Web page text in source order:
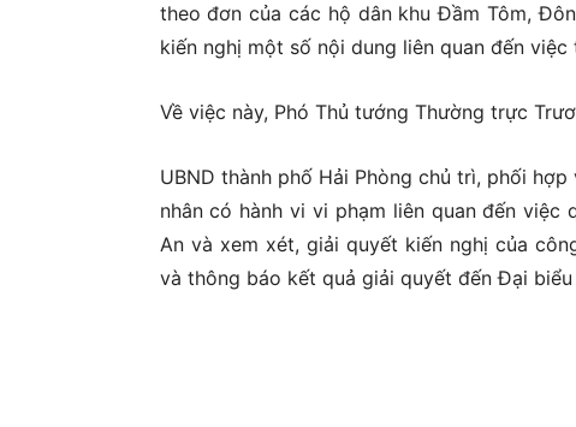
theo đơn của các hộ dân khu Đầm Tôm,
kiến nghị một số nội dung liên quan đến
Về việc này, Phó Thủ tướng Thường trực
UBND thành phố Hải Phòng chủ trì, phối
nhân có hành vi vi phạm liên quan đến việc
An và xem xét, giải quyết kiến nghị của
và thông báo kết quả giải quyết đến Đại